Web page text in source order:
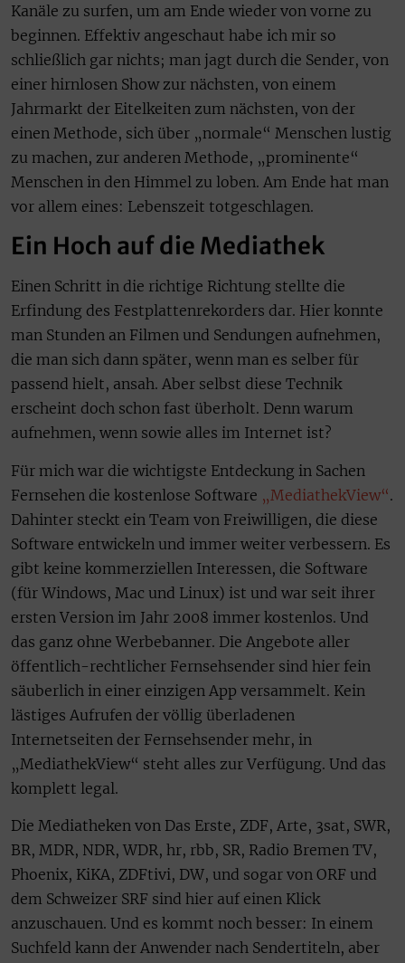
Kanäle zu surfen, um am Ende wieder von vorne zu
beginnen. Effektiv angeschaut habe ich mir so
schließlich gar nichts; man jagt durch die Sender, von
einer hirnlosen Show zur nächsten, von einem
Jahrmarkt der Eitelkeiten zum nächsten, von der
einen Methode, sich über „normale“ Menschen lustig
zu machen, zur anderen Methode, „prominente“
Menschen in den Himmel zu loben. Am Ende hat man
vor allem eines: Lebenszeit totgeschlagen.
Ein Hoch auf die Mediathek
Einen Schritt in die richtige Richtung stellte die
Erfindung des Festplattenrekorders dar. Hier konnte
man Stunden an Filmen und Sendungen aufnehmen,
die man sich dann später, wenn man es selber für
passend hielt, ansah. Aber selbst diese Technik
erscheint doch schon fast überholt. Denn warum
aufnehmen, wenn sowie alles im Internet ist?
Für mich war die wichtigste Entdeckung in Sachen
Fernsehen die kostenlose Software „MediathekView“.
Dahinter steckt ein Team von Freiwilligen, die diese
Software entwickeln und immer weiter verbessern. Es
gibt keine kommerziellen Interessen, die Software
(für Windows, Mac und Linux) ist und war seit ihrer
ersten Version im Jahr 2008 immer kostenlos. Und
das ganz ohne Werbebanner. Die Angebote aller
öffentlich-rechtlicher Fernsehsender sind hier fein
säuberlich in einer einzigen App versammelt. Kein
lästiges Aufrufen der völlig überladenen
Internetseiten der Fernsehsender mehr, in
„MediathekView“ steht alles zur Verfügung. Und das
komplett legal.
Die Mediatheken von Das Erste, ZDF, Arte, 3sat, SWR,
BR, MDR, NDR, WDR, hr, rbb, SR, Radio Bremen TV,
Phoenix, KiKA, ZDFtivi, DW, und sogar von ORF und
dem Schweizer SRF sind hier auf einen Klick
anzuschauen. Und es kommt noch besser: In einem
Suchfeld kann der Anwender nach Sendertiteln, aber